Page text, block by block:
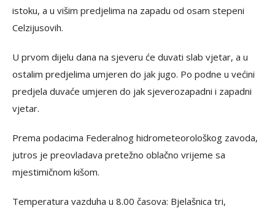
istoku, a u višim predjelima na zapadu od osam stepeni
Celzijusovih.
U prvom dijelu dana na sjeveru će duvati slab vjetar, a u
ostalim predjelima umjeren do jak jugo. Po podne u većini
predjela duvaće umjeren do jak sjeverozapadni i zapadni
vjetar.
Prema podacima Federalnog hidrometeorološkog zavoda,
jutros je preovladava pretežno oblačno vrijeme sa
mjestimičnom kišom.
Temperatura vazduha u 8.00 časova: Bjelašnica tri,